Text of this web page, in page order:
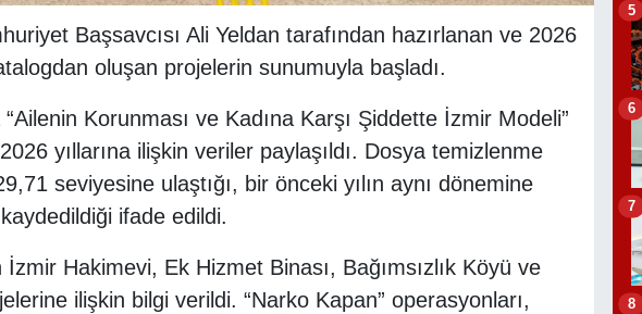
Başsavcısı Ali Yeldan tarafından hazırlanan ve 2026
oluşan projelerin sunumuyla başladı.
Korunması ve Kadına Karşı Şiddette İzmir Modeli”
yıllarına ilişkin veriler paylaşıldı. Dosya temizlenme
seviyesine ulaştığı, bir önceki yılın aynı dönemine
ifade edildi.
İzmir Hakimevi, Ek Hizmet Binası, Bağımsızlık Köyü ve
ilişkin bilgi verildi. “Narko Kapan” operasyonları,
5
6
7
8